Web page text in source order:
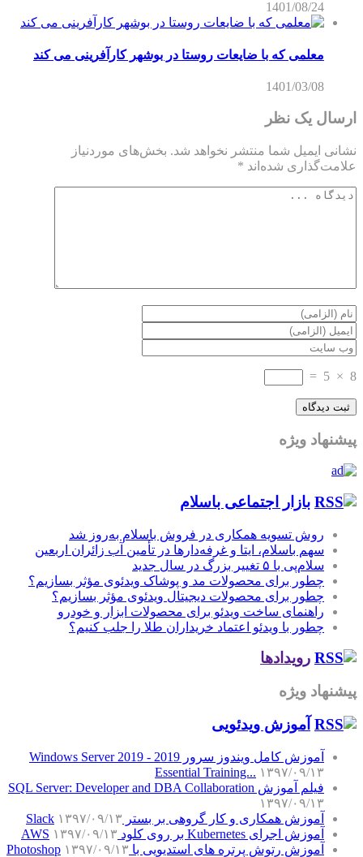
1401/08/24
معلمی که با ضایعات روستا در بوشهر کارآفرینی می کند
1401/03/08
ارسال یک نظر
نشانی ایمیل شما منتشر نخواهد شد. بخش‌های موردنیاز
علامت‌گذاری شده‌اند *
8
×
5
=
پیشنهاد ویژه
بازار اجتماعی باسلام
روش تسویه همکاری در فروش باسلام به‌روز شد
سهم باسلام، ایتا و غرفه‌دارها در تأمین آب زائران اربعین
سلام‌پی با ۵ تغییر بزرگ در سال جدید
چطور برای محصولات مد و پوشاک ویدئوی مؤثر بسازیم؟
چطور برای محصولات دیجیتال ویدئوی مؤثر بسازیم؟
راهنمای ساخت ویدئو برای محصولات ابزار و خودرو
چطور با ویدئو اعتماد خریداران طلا را جلب کنیم؟
رویدادها
پیشنهاد ویژه
آموزش‌ ویدئویی
آموزش کامل ویندوز سرور 2019 - Windows Server 2019
Essential Training... ۱۳۹۷/۰۹/۱۳
فیلم آموزش SQL Server: Developer and DBA Collaboration
۱۳۹۷/۰۹/۱۳
آموزش همکاری و کار گروهی بر بستر Slack ۱۳۹۷/۰۹/۱۳
آموزش اجرای Kubernetes بر روی کلود AWS
۱۳۹۷/۰۹/۱۳
آموزش رتوش پرتره های استدیویی با Photoshop ۱۳۹۷/۰۹/۱۳